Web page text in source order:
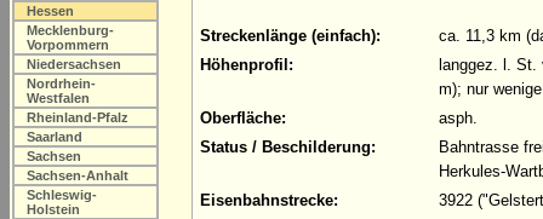
Hessen
Mecklenburg-
Vorpommern
Niedersachsen
Nordrhein-
Westfalen
Rheinland-Pfalz
Saarland
Sachsen
Sachsen-Anhalt
Schleswig-
Holstein
Streckenlänge (einfach):
ca. 11,3 km
Höhenprofil:
langgez. l. St.
m); nur
Oberfläche:
asph.
Status / Beschilderung:
Bahntrasse
Herkules-
Eisenbahnstrecke:
3922